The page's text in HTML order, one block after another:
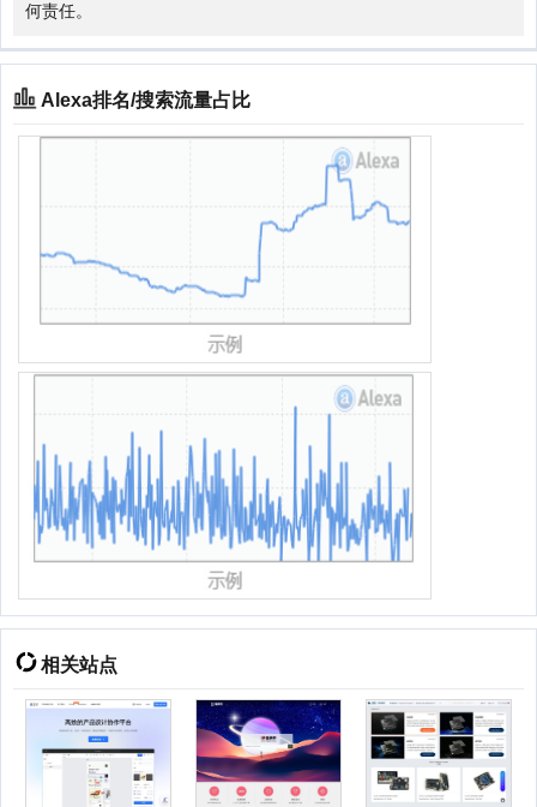
何责任。
Alexa排名/搜索流量占比
相关站点